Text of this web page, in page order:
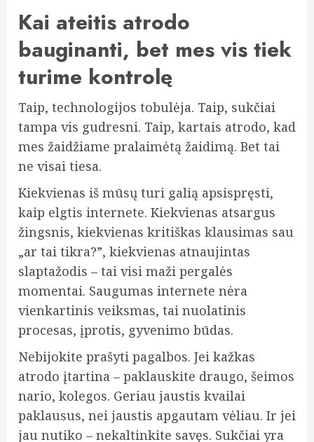
Kai ateitis atrodo
bauginanti, bet mes vis tiek
turime kontrolę
Taip, technologijos tobulėja. Taip, sukčiai
tampa vis gudresni. Taip, kartais atrodo, kad
mes žaidžiame pralaimėtą žaidimą. Bet tai
ne visai tiesa.
Kiekvienas iš mūsų turi galią apsispręsti,
kaip elgtis internete. Kiekvienas atsargus
žingsnis, kiekvienas kritiškas klausimas sau
„ar tai tikra?”, kiekvienas atnaujintas
slaptažodis – tai visi maži pergalės
momentai. Saugumas internete nėra
vienkartinis veiksmas, tai nuolatinis
procesas, įprotis, gyvenimo būdas.
Nebijokite prašyti pagalbos. Jei kažkas
atrodo įtartina – paklauskite draugo, šeimos
nario, kolegos. Geriau jaustis kvailai
paklausus, nei jaustis apgautam vėliau. Ir jei
jau nutiko – nekaltinkite savęs. Sukčiai yra